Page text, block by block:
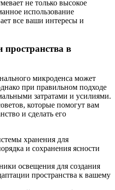
не только высокое
использование
все ваши интересы и
в
микроденса может
при правильном подходе
затратами и усилиями.
которые помогут вам
и сделать его
хранения для
и сохранения ясности
освещения для создания
пространства к вашему